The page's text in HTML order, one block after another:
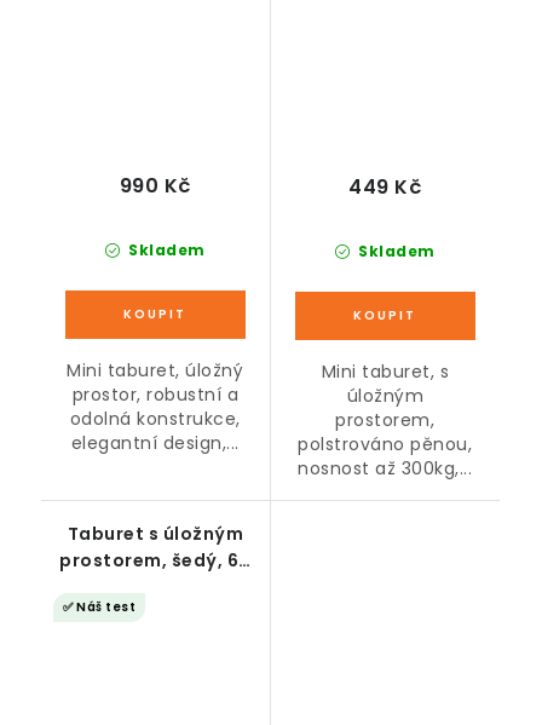
Skladem
990 Kč
Mini taburet, úložný
prostor, robustní a
odolná konstrukce,
elegantní design,...
Skladem
449 Kč
Mini taburet, s
úložným
prostorem,
polstrováno pěnou,
nosnost až 300kg,...
Taburet s úložným
prostorem, šedý, 60
✅ Náš test